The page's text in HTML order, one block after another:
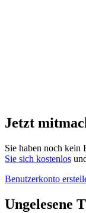
Jetzt
Sie haben noch kein
Sie sich kostenlos
Benutzerkonto
Ungelesene